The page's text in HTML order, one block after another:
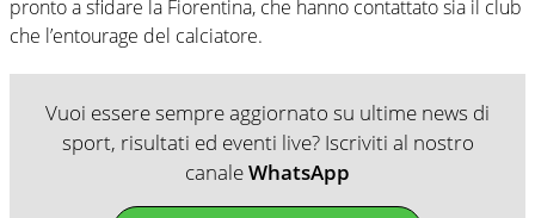
pronto a sfidare la Fiorentina, che hanno contattato sia il club
che l’entourage del calciatore.
Vuoi essere sempre aggiornato su ultime news di
sport, risultati ed eventi live? Iscriviti al nostro
canaleWhatsApp